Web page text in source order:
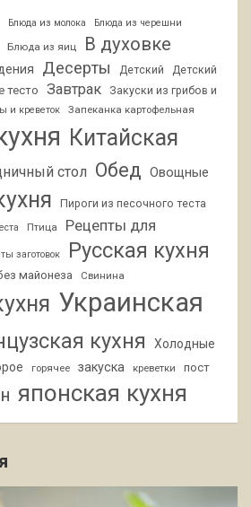
Блюда из молока Блюда из черешни
Блюда из яиц В духовке
Десерты Детский
Детский
Завтрак
Закуски из грибов и
и креветок Запеканка картофельная
Китайская
стол Обед Овощные
Пироги из песочного теста
Птица
Рецепты для
заготовок Русская кухня
майонеза Свинина
Украинская
кухня
Холодные
горячее закуска креветки пост
японская кухня